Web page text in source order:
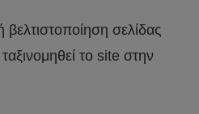
σελίδας
το site στην